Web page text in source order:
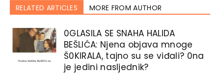
RELATED ARTICLES MORE FROM AUTHOR
0GLASlLA SE SNAHA HALlDA
BEŠLlĆA: Njena objava mnoge
Š0KIRALA, tajno su se viđali? 0na
je jedini nasljednik?